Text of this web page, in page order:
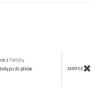
z Polityką
do plików
zamknij